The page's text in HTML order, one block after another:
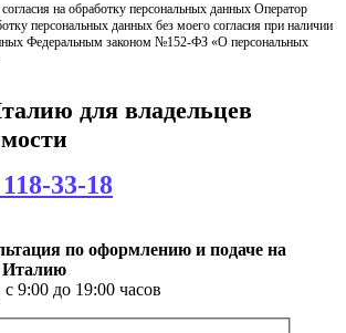
на обработку персональных данных Оператор
персональных данных без моего согласия при наличии
Федеральным законом №152-ФЗ «О персональных
для владельцев
33-18
по оформлению и подаче на
Италию
9:00 до 19:00 часов